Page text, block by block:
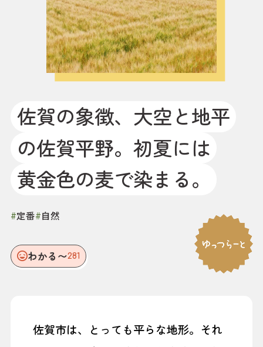
佐賀の象徴、大空と地平
の佐賀平野。初夏には
黄金色の麦で染まる。
#定番#自然
わかる〜281
佐賀市は、とっても平らな地形。それ